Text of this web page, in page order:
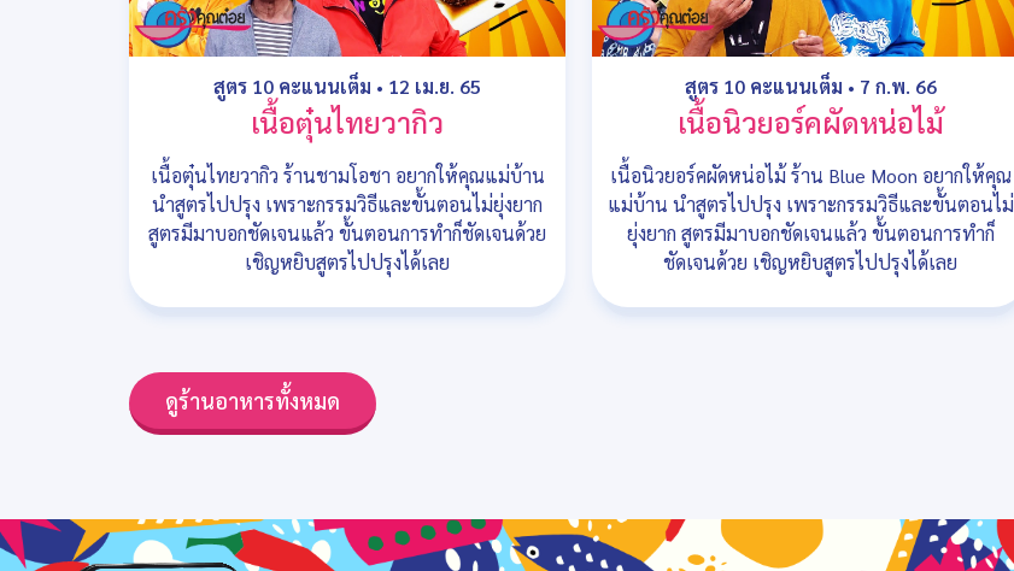
สูตร 10 คะแนนเต็ม • 12 เม.ย. 65
เนื้อตุ๋นไทยวากิว
เนื้อตุ๋นไทยวากิว ร้านชามโอชา อยากให้คุณแม่บ้าน
นำสูตรไปปรุง เพราะกรรมวิธีและขั้นตอนไม่ยุ่งยาก
สูตรมีมาบอกชัดเจนแล้ว ขั้นตอนการทำก็ชัดเจนด้วย
เชิญหยิบสูตรไปปรุงได้เลย
สูตร 10 คะแนนเต็ม • 7 ก.พ. 66
เนื้อนิวยอร์คผัดหน่อไม้
เนื้อนิวยอร์คผัดหน่อไม้ ร้าน Blue Moon อยากให้คุณ
แม่บ้าน นำสูตรไปปรุง เพราะกรรมวิธีและขั้นตอนไม่
ยุ่งยาก สูตรมีมาบอกชัดเจนแล้ว ขั้นตอนการทำก็
ชัดเจนด้วย เชิญหยิบสูตรไปปรุงได้เลย
ดูร้านอาหารทั้งหมด